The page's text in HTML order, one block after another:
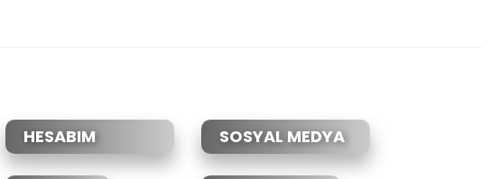
daha pahalı.
olmalı.
HESABIM SOSYAL MEDYA